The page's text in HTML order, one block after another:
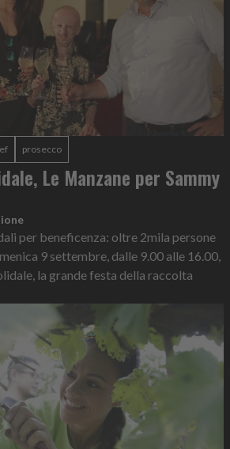
prosecco
Le Manzane per Sammy
per beneficenza: oltre 2mila persone
9 settembre, dalle 9.00 alle 16.00,
la grande festa della raccolta